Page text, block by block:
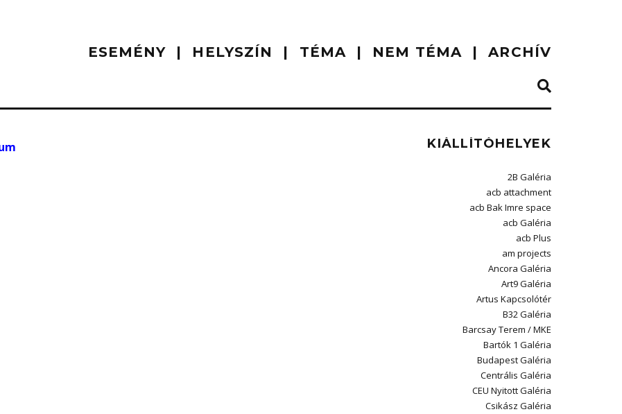
ESEMÉNY HELYSZÍN TÉMA NEM TÉMA ARCHÍV
KIÁLLÍTÓHELYEK
2B Galéria
acb attachment
acb Bak Imre space
acb Galéria
acb Plus
am projects
Ancora Galéria
Art9 Galéria
Artus Kapcsolótér
B32 Galéria
Barcsay Terem / MKE
Bartók 1 Galéria
Budapest Galéria
Centrális Galéria
CEU Nyitott Galéria
Csikász Galéria